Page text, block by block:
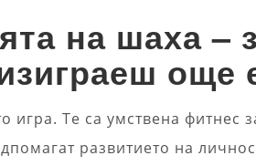
на шаха –
още
игра. Те са умствена фитнес
развитието на